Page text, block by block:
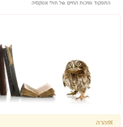
התפקוד ואיכות החיים של חולי אטקסיה
אזהרה